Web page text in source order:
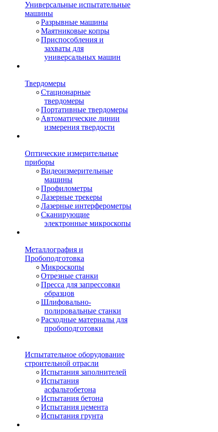
Универсальные испытательные
машины
Разрывные машины
Маятниковые копры
Приспособления и
захваты для
универсальных машин
Твердомеры
Стационарные
твердомеры
Портативные твердомеры
Автоматические линии
измерения твердости
Оптические измерительные
приборы
Видеоизмерительные
машины
Профилометры
Лазерные трекеры
Лазерные интерферометры
Сканирующие
электронные микроскопы
Металлография и
Пробоподготовка
Микроскопы
Отрезные станки
Пресса для запрессовки
образцов
Шлифовально-
полировальные станки
Расходные материалы для
пробоподготовки
Испытательное оборудование
строительной отрасли
Испытания заполнителей
Испытания
асфальтобетона
Испытания бетона
Испытания цемента
Испытания грунта